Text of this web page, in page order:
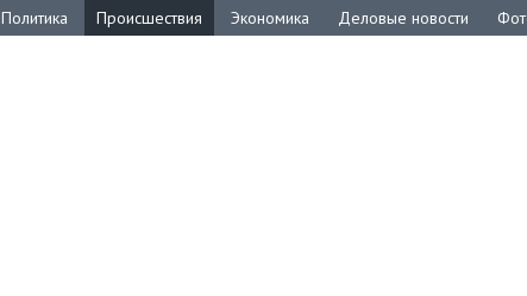
Политика Происшествия Экономика Деловые новости